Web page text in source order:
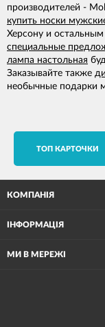
производителей -
купить носки
Херсону и
специальные
лампа настольная
Заказывайте также
необычные подарки
TОП КАРТОЧКИ
КОМПАНІЯ
ІНФОРМАЦІЯ
МИ В МЕРЕЖІ